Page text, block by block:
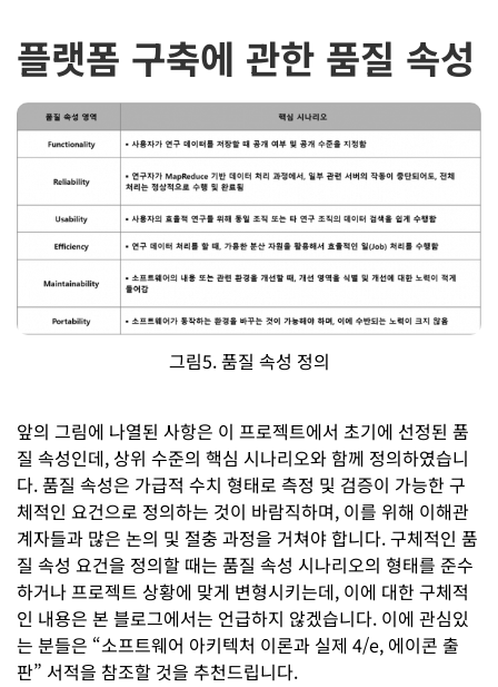
플랫폼 구축에 관한 품질 속성
그림5. 품질 속성 정의
앞의 그림에 나열된 사항은 이 프로젝트에서 초기에 선정된 품
질 속성인데, 상위 수준의 핵심 시나리오와 함께 정의하였습니
다. 품질 속성은 가급적 수치 형태로 측정 및 검증이 가능한 구
체적인 요건으로 정의하는 것이 바람직하며, 이를 위해 이해관
계자들과 많은 논의 및 절충 과정을 거쳐야 합니다. 구체적인 품
질 속성 요건을 정의할 때는 품질 속성 시나리오의 형태를 준수
하거나 프로젝트 상황에 맞게 변형시키는데, 이에 대한 구체적
인 내용은 본 블로그에서는 언급하지 않겠습니다. 이에 관심있
는 분들은 “소프트웨어 아키텍처 이론과 실제 4/e, 에이콘 출
판” 서적을 참조할 것을 추천드립니다.